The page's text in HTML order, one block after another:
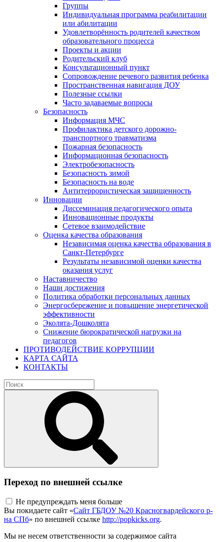
Группы
Индивидуальная программа реабилитации
или абилитации
Удовлетворённость родителей качеством
образовательного процесса
Проекты и акции
Родительский клуб
Консультационный пункт
Сопровождение речевого развития ребенка
Пространственная навигация ДОУ
Полезные ссылки
Часто задаваемые вопросы
Безопасность
Информация МЧС
Профилактика детского дорожно-
транспортного травматизма
Пожарная безопасность
Информационная безопасность
Электробезопасность
Безопасность зимой
Безопасность на воде
Антитеррористическая защищенность
Инновации
Диссеминация педагогического опыта
Инновационные продукты
Сетевое взаимодействие
Оценка качества образования
Независимая оценка качества образования в
Санкт-Петербурге
Результаты независимой оценки качества
оказания услуг
Наставничество
Наши достижения
Политика обработки персональных данных
Энергосбережение и повышение энергетической
эффективности
Эколята-Дошколята
Снижение бюрократической нагрузки на
педагогов
ПРОТИВОДЕЙСТВИЕ КОРРУПЦИИ
КАРТА САЙТА
КОНТАКТЫ
Переход по внешней ссылке
Не предупреждать меня больше
Вы покидаете сайт «Сайт ГБДОУ №20 Красногвардейского р-
на СПб» по внешней ссылке http://popkicks.org.
Мы не несем ответственности за содержимое сайта